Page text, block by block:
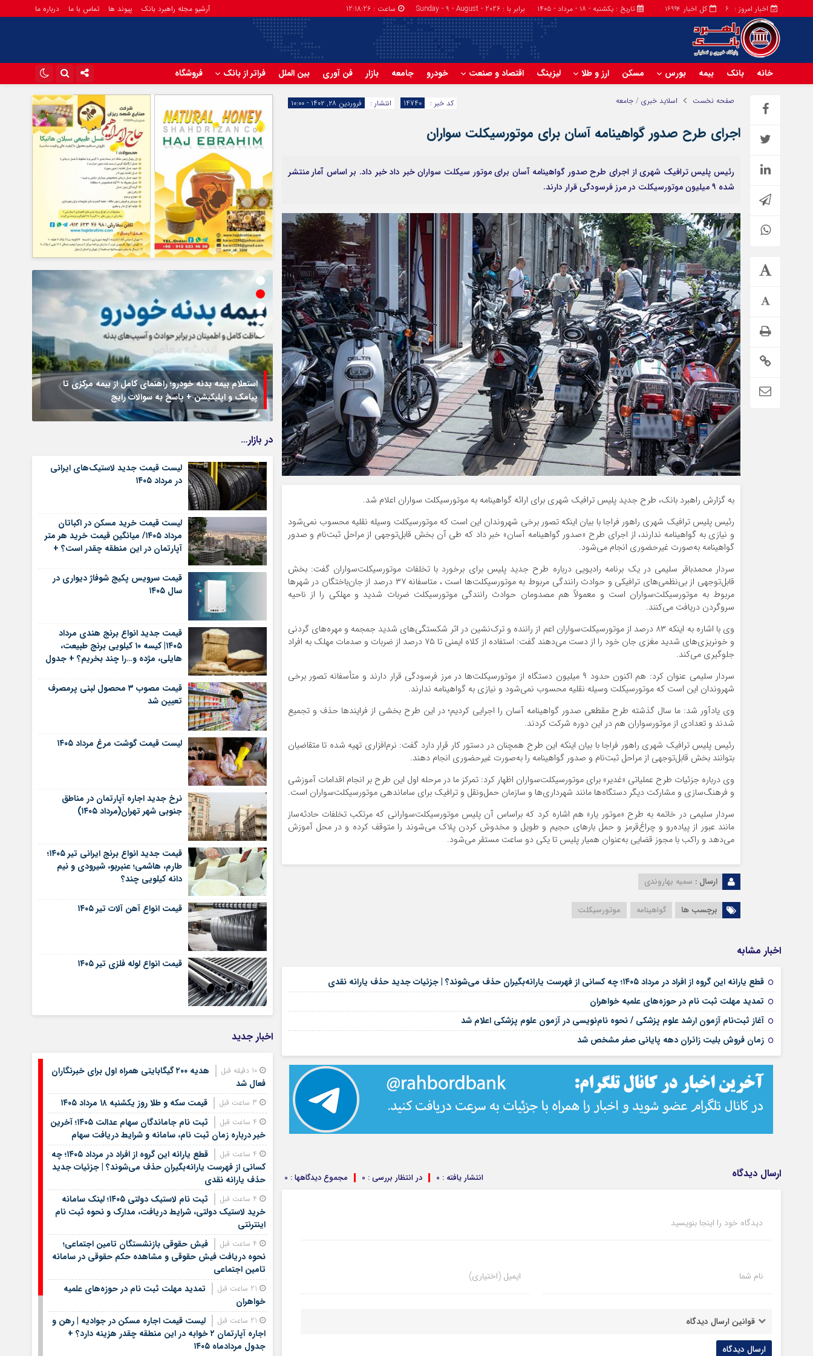
کل اخبار 16994 اخبار امروز : 6 تاریخ : یکشنبه - ۱۸ - مرداد - ۱۴۰۵ برابر با : Sunday - 9 - August - 2026 ساعت : 12:18:27 آرشیو مجله راهبرد بانک پیوند ها تماس با ما درباره ما
خانه بانک بیمه بورس مسکن ارز و طلا لیزینگ اقتصاد و صنعت خودرو جامعه بازار فن آوری بین الملل فراتر از بانک فروشگاه
اینستاگرام
تلگرام
آپارات
صفحه نخست اسلاید خبری / جامعه انتشار : فروردین ۲۸, ۱۴۰۲ - ۱۰:۰۰ کد خبر : 14740
اجرای طرح صدور گواهینامه آسان برای موتورسیکلت سواران
رئیس پلیس ترافیک شهری از اجرای طرح صدور گواهینامه آسان برای موتور سیکلت سواران خبر داد خبر داد. بر اساس آمار منتشر
شده ۹ میلیون موتورسیکلت‌ در مرز فرسودگی قرار دارند.
به گزارش راهبرد بانک، طرح جدید پلیس ترافیک شهری برای ارائه گواهینامه به موتورسیکلت سواران اعلام شد.
رئیس پلیس ترافیک شهری راهور فراجا با بیان اینکه تصور برخی شهروندان این است که موتورسیکلت وسیله نقلیه محسوب نمی‌شود
و نیازی به گواهینامه ندارند، از اجرای طرح «صدور گواهینامه آسان» خبر داد که طی آن بخش قابل‌توجهی از مراحل ثبت‌نام و صدور
گواهینامه به‌صورت غیرحضوری انجام می‌شود.
سردار محمدباقر سلیمی در یک برنامه رادیویی درباره طرح جدید پلیس برای برخورد با تخلفات موتورسیکلت‌سواران گفت: بخش
قابل‌توجهی از بی‌نظمی‌های ترافیکی و حوادث رانندگی مربوط به موتورسیکلت‌ها است ، متاسفانه ۳۷ درصد از جان‌باختگان در شهرها
مربوط به موتورسیکلت‌سواران است و معمولاً هم مصدومان حوادث رانندگی موتورسیکلت ضربات شدید و مهلکی را از ناحیه
سروگردن دریافت می‌کنند.
وی با اشاره به اینکه ۸۳ درصد از موتورسیکلت‌سواران اعم از راننده و ترک‌نشین در اثر شکستگی‌های شدید جمجمه و مهره‌های گردنی
و خونریزی‌های شدید مغزی جان خود را از دست می‌دهند گفت: استفاده از کلاه ایمنی تا ۷۵ درصد از ضربات و صدمات مهلک به افراد
جلوگیری می‌کند.
سردار سلیمی عنوان کرد: هم اکنون حدود ۹ میلیون دستگاه از موتورسیکلت‌ها در مرز فرسودگی قرار دارند و متأسفانه تصور برخی
شهروندان این است که موتورسیکلت وسیله نقلیه محسوب نمی‌شود و نیازی به گواهینامه ندارند.
وی یادآور شد: ما سال گذشته طرح مقطعی صدور گواهینامه آسان را اجرایی کردیم؛ در این طرح بخشی از فرایندها حذف و تجمیع
شدند و تعدادی از موتورسواران هم در این دوره شرکت کردند.
رئیس پلیس ترافیک شهری راهور فراجا با بیان اینکه این طرح همچنان در دستور کار قرار دارد گفت: نرم‌افزاری تهیه شده تا متقاضیان
بتوانند بخش قابل‌توجهی از مراحل ثبت‌نام و صدور گواهینامه را به‌صورت غیرحضوری انجام دهند.
وی درباره جزئیات طرح عملیاتی «غدیر» برای موتورسیکلت‌سواران اظهار کرد: تمرکز ما در مرحله اول این طرح بر انجام اقدامات آموزشی
و فرهنگ‌سازی و مشارکت دیگر دستگاه‌ها مانند شهرداری‌ها و سازمان حمل‌ونقل و ترافیک برای ساماندهی موتورسیکلت‌سواران است.
سردار سلیمی در خاتمه به طرح «موتور یار» هم اشاره کرد که براساس آن پلیس موتورسیکلت‌سوارانی که مرتکب تخلفات حادثه‌ساز
مانند عبور از پیاده‌رو و چراغ‌قرمز و حمل بارهای حجیم و طویل و مخدوش کردن پلاک می‌شوند را متوقف کرده و در محل آموزش
می‌دهد و راکب با مجوز قضایی به‌عنوان همیار پلیس تا یکی دو ساعت مستقر می‌شود.
ارسال : سمیه بهاروندی
برچسب ها گواهینامه موتورسیکلت
اخبار مشابه
قطع یارانه این گروه از افراد در مرداد ۱۴۰۵؛ چه کسانی از فهرست یارانه‌بگیران حذف می‌شوند؟ | جزئیات جدید حذف یارانه نقدی
تمدید مهلت ثبت نام در حوزه‌های علمیه خواهران
آغاز ثبت‌نام آزمون ارشد علوم پزشکی / نحوه نام‌نویسی در آزمون علوم پزشکی اعلام شد
زمان فروش بلیت زائران دهه پایانی صفر مشخص شد
ارسال دیدگاه مجموع دیدگاهها : 0 در انتظار بررسی : 0 انتشار یافته : 0
دیدگاه خود را اینجا بنویسید
نام شما ایمیل (اختیاری)
قوانین ارسال دیدگاه
تمدید خودکار بیمه سلامت دهک‌های اقتصادی ۱ تا ۵ تهران
وام فوری بی دردسر بدون ضامن قرض الحسنه | شرایط
دریافت تسهیلات سریع و کم‌بهره | جزئیات ثبت درخواست
وام آسان
استعلام بیمه بدنه خودرو؛ راهنمای کامل از بیمه مرکزی تا
پیامک و اپلیکیشن + پاسخ به سوالات رایج
در بازار…
لیست قیمت جدید لاستیک‌های ایرانی
در مرداد ۱۴۰۵
لیست قیمت خرید مسکن در اکباتان
مرداد ۱۴۰۵/ میانگین قیمت خرید هر متر
آپارتمان در این منطقه چقدر است؟ +
قیمت سرویس پکیج شوفاژ دیواری در
سال ۱۴۰۵
قیمت جدید انواع برنج هندی مرداد
۱۴۰۵| کیسه ۱۰ کیلویی برنج طبیعت،
هایلی، مژده و…را چند بخریم؟ + جدول
قیمت مصوب ۳ محصول لبنی پرمصرف
تعیین شد
لیست قیمت گوشت مرغ مرداد ۱۴۰۵
نرخ جدید اجاره آپارتمان در مناطق
جنوبی شهر تهران(مرداد ۱۴۰۵)
قیمت جدید انواع برنج ایرانی تیر ۱۴۰۵؛
طارم، هاشمی؛ عنبربو، شیرودی و نیم
دانه کیلویی چند؟
قیمت انواع آهن آلات تیر ۱۴۰۵
قیمت انواع لوله فلزی تیر ۱۴۰۵
اخبار جدید
10 دقیقه قبل
هدیه ۲۰۰ گیگابایتی همراه اول برای خبرنگاران
فعال شد
قیمت سکه و طلا روز یکشنبه ۱۸ مرداد ۱۴۰۵
ثبت نام جاماندگان سهام عدالت ۱۴۰۵؛ آخرین
خبر درباره زمان ثبت نام، سامانه و شرایط دریافت سهام
قطع یارانه این گروه از افراد در مرداد ۱۴۰۵؛ چه
کسانی از فهرست یارانه‌بگیران حذف می‌شوند؟ | جزئیات جدید
حذف یارانه نقدی
ثبت نام لاستیک دولتی ۱۴۰۵؛ لینک سامانه
خرید لاستیک دولتی، شرایط دریافت، مدارک و نحوه ثبت نام
اینترنتی
فیش حقوقی بازنشستگان تامین اجتماعی؛
نحوه دریافت فیش حقوقی و مشاهده حکم حقوقی در سامانه
تامین اجتماعی
تمدید مهلت ثبت نام در حوزه‌های علمیه
خواهران
لیست قیمت اجاره مسکن در جوادیه | رهن و
اجاره آپارتمان ۲ خوابه در این منطقه چقدر هزینه دارد؟ +
جدول مردادماه ۱۴۰۵